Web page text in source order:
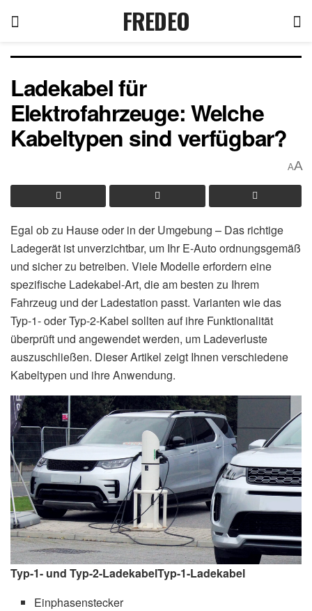
FREDEO
Ladekabel für
Elektrofahrzeuge: Welche
Kabeltypen sind verfügbar?
AA
Egal ob zu Hause oder in der Umgebung – Das richtige
Ladegerät ist unverzichtbar, um Ihr E-Auto ordnungsgemäß
und sicher zu betreiben. Viele Modelle erfordern eine
spezifische Ladekabel-Art, die am besten zu Ihrem
Fahrzeug und der Ladestation passt. Varianten wie das
Typ-1- oder Typ-2-Kabel sollten auf ihre Funktionalität
überprüft und angewendet werden, um Ladeverluste
auszuschließen. Dieser Artikel zeigt Ihnen verschiedene
Kabeltypen und ihre Anwendung.
Typ-1- und Typ-2-LadekabelTyp-1-Ladekabel
Einphasenstecker